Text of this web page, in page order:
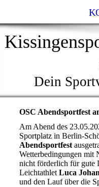
Dein
OSC Abendsportfest
Am Abend des
Sportplatz in Berlin-
Abendsportfest
Wetterbedingungen mit
nicht förderlich für gute
Leichtathlet Luca
und den Lauf über die